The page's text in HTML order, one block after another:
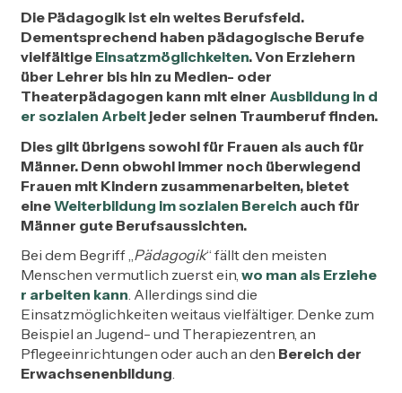
Die Pädagogik ist ein weites Berufsfeld.
Dementsprechend haben pädagogische Berufe
vielfältige Einsatzmöglichkeiten. Von Erziehern
über Lehrer bis hin zu Medien- oder
Theaterpädagogen kann mit einer Ausbildung in d
er sozialen Arbeitjeder seinen Traumberuf finden.
Dies gilt übrigens sowohl für Frauen als auch für
Männer. Denn obwohl immer noch überwiegend
Frauen mit Kindern zusammenarbeiten, bietet
eineWeiterbildung im sozialen Bereich auch für
Männer gute Berufsaussichten.
Bei dem Begriff „Pädagogik“ fällt den meisten
Menschen vermutlich zuerst ein, wo man als Erziehe
r arbeiten kann. Allerdings sind die
Einsatzmöglichkeiten weitaus vielfältiger. Denke zum
Beispiel an Jugend- und Therapiezentren, an
Pflegeeinrichtungen oder auch an den Bereich der
Erwachsenenbildung.